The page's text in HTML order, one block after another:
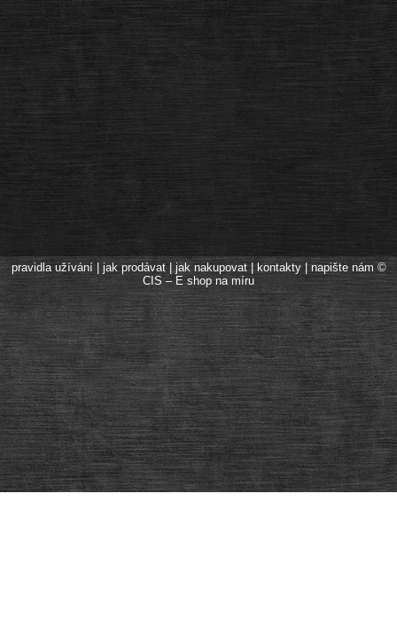
pravidla užívání| jak prodávat|jak nakupovat|kontakty|napište nám ©
CIS – E shop na míru